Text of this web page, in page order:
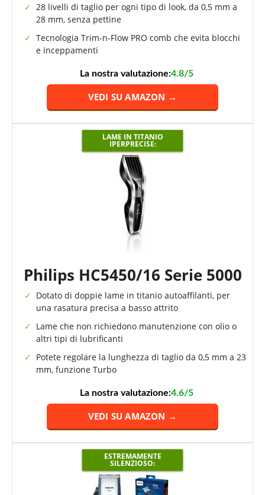
28 livelli di taglio per ogni tipo di look, da 0,5 mm a
28 mm, senza pettine
Tecnologia Trim-n-Flow PRO comb che evita blocchi
e inceppamenti
La nostra valutazione:4.8/5
VEDI SU AMAZON →
LAME IN TITANIO
IPERPRECISE:
Philips HC5450/16 Serie 5000
Dotato di doppie lame in titanio autoaffilanti, per
una rasatura precisa a basso attrito
Lame che non richiedono manutenzione con olio o
altri tipi di lubrificanti
Potete regolare la lunghezza di taglio da 0,5 mm a 23
mm, funzione Turbo
La nostra valutazione:4.6/5
VEDI SU AMAZON →
ESTREMAMENTE
SILENZIOSO: